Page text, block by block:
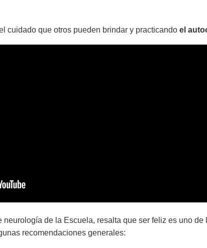
cuidado que otros pueden brindar y practicando el
de la Escuela, resalta que ser feliz es uno de
recomendaciones generales: